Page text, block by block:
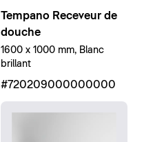
Tempano Receveur de
douche
1600 x 1000 mm, Blanc
brillant
#720209000000000